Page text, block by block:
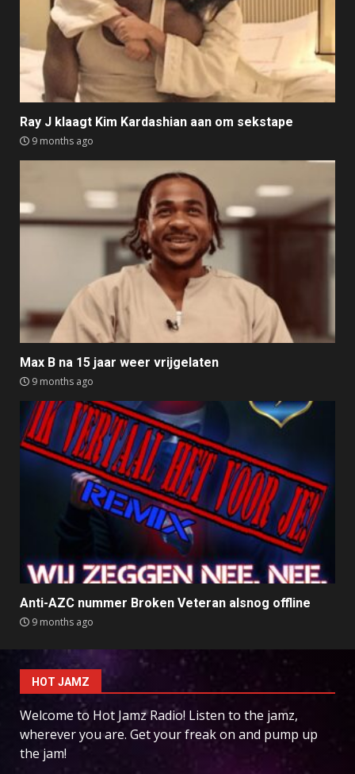
Ray J klaagt Kim Kardashian aan om sekstape
9 months ago
Max B na 15 jaar weer vrijgelaten
9 months ago
Anti-AZC nummer Broken Veteran alsnog offline
9 months ago
HOT JAMZ
Welcome to Hot Jamz Radio! Listen to the jamz,
wherever you are. Get your freak on and pump up
the jam!